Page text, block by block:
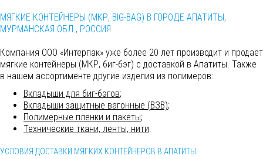
МЯГКИЕ КОНТЕЙНЕРЫ (МКР, BIG-BAG) В ГОРОДЕ АПАТИТЫ,
МУРМАНСКАЯ ОБЛ., РОССИЯ
Компания ООО «Интерпак» уже более 20 лет производит и продает
мягкие контейнеры (МКР, биг-бэг) с доставкой в Апатиты. Также
в нашем ассортименте другие изделия из полимеров:
Вкладыши для биг-бэгов;
Вкладыши защитные вагонные (ВЗВ);
Полимерные пленки и пакеты;
Технические ткани, ленты, нити.
УСЛОВИЯ ДОСТАВКИ МЯГКИХ КОНТЕЙНЕРОВ В АПАТИТЫ